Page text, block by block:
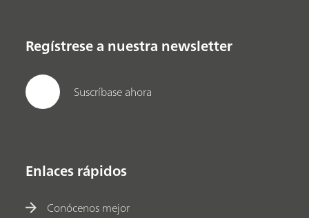
Regístrese a nuestra newsletter
Suscríbase ahora
Enlaces rápidos
Conócenos mejor